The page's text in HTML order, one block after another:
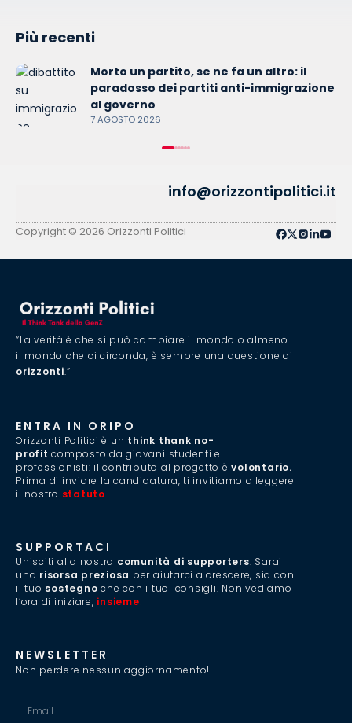
Più recenti
Morto un partito, se ne fa un altro: il
paradosso dei partiti anti-immigrazione
al governo
7 AGOSTO 2026
info@orizzontipolitici.it
Copyright © 2026 Orizzonti Politici
“La verità è che si può cambiare il mondo o almeno
il mondo che ci circonda, è sempre una questione di
orizzonti.”
ENTRA IN ORIPO
Orizzonti Politici è un think thank no-
profit composto da giovani studenti e
professionisti: il contributo al progetto èvolontario.
Prima di inviare la candidatura, ti invitiamo a leggere
il nostro statuto.
SUPPORTACI
Unisciti alla nostra comunità di supporters. Sarai
una risorsa preziosa per aiutarci a crescere, sia con
il tuo sostegno che con i tuoi consigli. Non vediamo
l’ora di iniziare, insieme
NEWSLETTER
Non perdere nessun aggiornamento!